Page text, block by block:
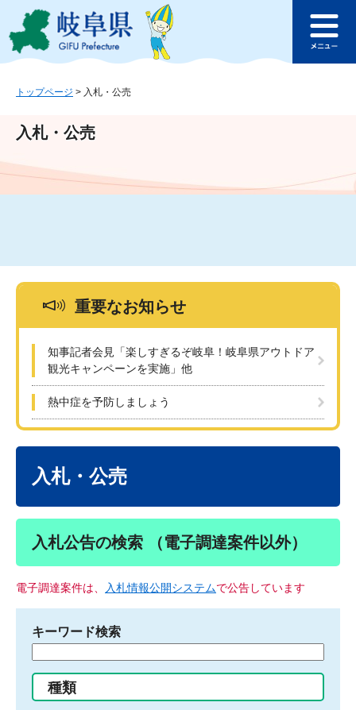
ジ
ュ
文
このページの本文へ
ュ
トップページ > 入札・公売
入札・公売
重要なお知らせ
知事記者会見「楽しすぎるぞ岐阜！岐阜県アウトドア
観光キャンペーンを実施」他
熱中症を予防しましょう
入札・公売
入札公告の検索 （電子調達案件以外）
電子調達案件は、 入札情報公開システムで公告しています
キーワード検索
る
種類